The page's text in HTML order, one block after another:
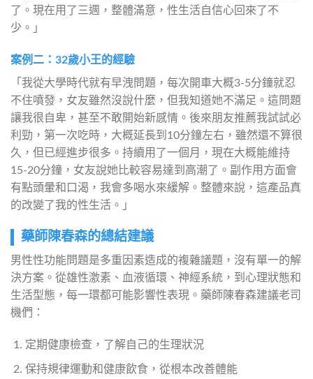
了。現在用了三週，整體滿意，性生活自信心回來了不
少。」
案例二：32歲小王的經驗
「我從大學時代就有早洩問題，每次開車大概3-5分鐘就忍
不住噴發，女友雖然沒說什麼，但我知道她不滿足。這問題
讓我很自卑，甚至不敢開始新感情。後來朋友推薦我試試必
利勁，第一次吃時，大概延長到10分鐘左右，雖然還不算很
久，但已經進步很多。持續用了一個月，現在大概能維持
15-20分鐘，女友說她比較容易達到高潮了。副作用方面會
有點頭暈和口渴，我會多喝水來緩解。整體來說，這產品真
的改變了我的性生活。」
藥師陳春森的總結建議
男性性功能問題是多重因素造成的複雜議題，沒有單一的解
決方案。從雄性激素、血液循環、神經系統，到心理狀態和
生活型態，每一環都可能影響性表現。藥師陳春森建議老司
機們：
定期健康檢查，了解自己的生理狀況
保持規律運動和健康飲食，從根本改善體能